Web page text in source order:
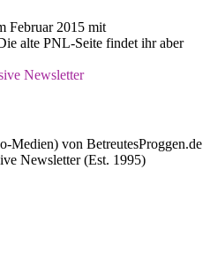
Februar 2015 mit
alte PNL-Seite findet ihr aber
Medien) von BetreutesProggen.de
Newsletter (Est. 1995)